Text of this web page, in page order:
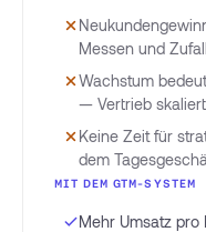
Messen und Zufall.
Wachstum
— Vertrieb
Keine Zeit für
dem
MIT DEM GTM-SYSTEM
Mehr Umsatz pro